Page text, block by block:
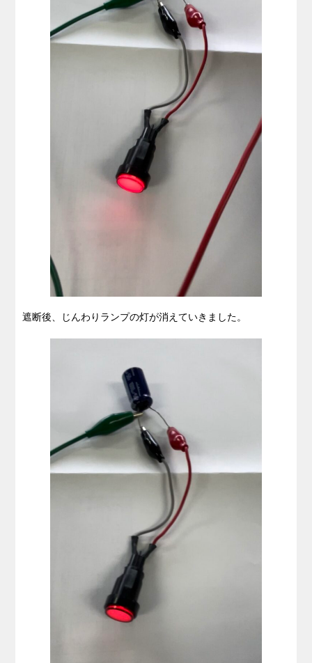
遮断後、じんわりランプの灯が消えていきました。